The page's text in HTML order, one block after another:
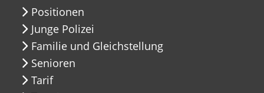
Positionen
Junge Polizei
Familie und Gleichstellung
Senioren
Tarif